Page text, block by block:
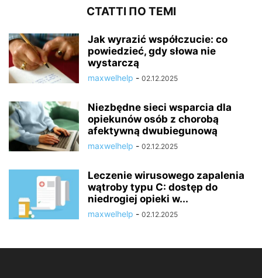
СТАТТІ ПО ТЕМІ
Jak wyrazić współczucie: co
powiedzieć, gdy słowa nie
wystarczą
maxwelhelp - 02.12.2025
Niezbędne sieci wsparcia dla
opiekunów osób z chorobą
afektywną dwubiegunową
maxwelhelp - 02.12.2025
Leczenie wirusowego zapalenia
wątroby typu C: dostęp do
niedrogiej opieki w...
maxwelhelp - 02.12.2025